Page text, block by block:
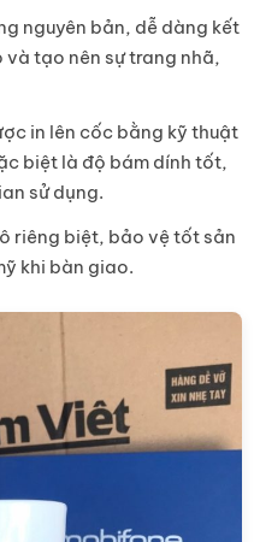
nguyên bản, dễ dàng kết
tạo nên sự trang nhã,
in lên cốc bằng kỹ thuật
biệt là độ bám dính tốt,
sử dụng.
riêng biệt, bảo vệ tốt sản
khi bàn giao.